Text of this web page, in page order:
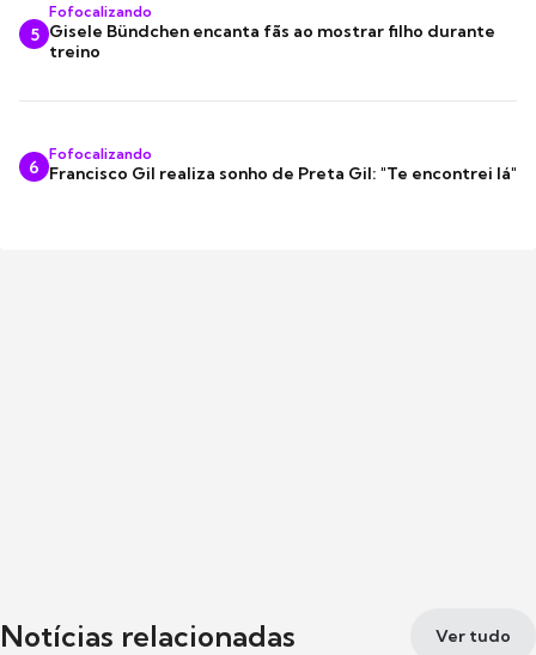
5
Fofocalizando
Gisele Bündchen encanta fãs ao mostrar filho durante
treino
6
Fofocalizando
Francisco Gil realiza sonho de Preta Gil: "Te encontrei lá"
Notícias relacionadas Ver tudo